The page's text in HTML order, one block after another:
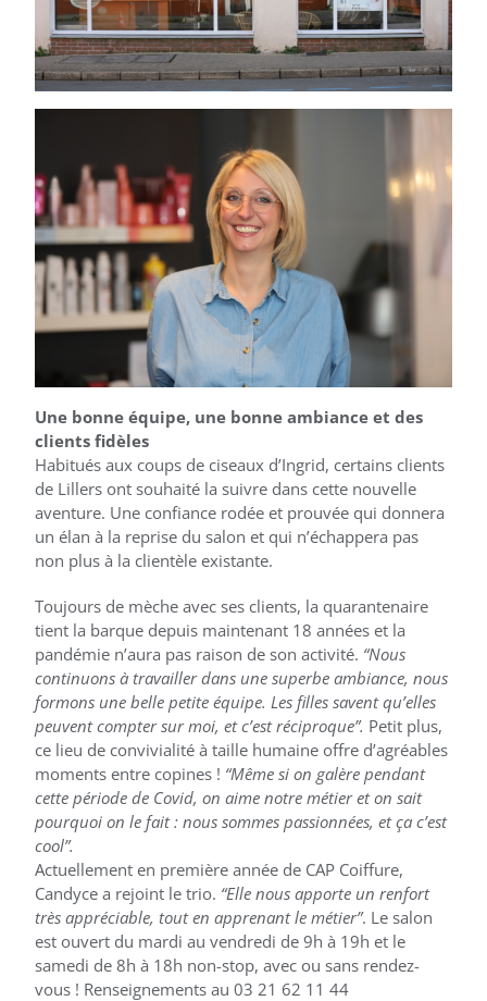
Une bonne équipe, une bonne ambiance et des
clients fidèles
Habitués aux coups de ciseaux d’Ingrid, certains clients
de Lillers ont souhaité la suivre dans cette nouvelle
aventure. Une confiance rodée et prouvée qui donnera
un élan à la reprise du salon et qui n’échappera pas
non plus à la clientèle existante.
Toujours de mèche avec ses clients, la quarantenaire
tient la barque depuis maintenant 18 années et la
pandémie n’aura pas raison de son activité. “Nous
continuons à travailler dans une superbe ambiance, nous
formons une belle petite équipe. Les filles savent qu’elles
peuvent compter sur moi, et c’est réciproque”. Petit plus,
ce lieu de convivialité à taille humaine offre d’agréables
moments entre copines ! “Même si on galère pendant
cette période de Covid, on aime notre métier et on sait
pourquoi on le fait : nous sommes passionnées, et ça c’est
cool”.
Actuellement en première année de CAP Coiffure,
Candyce a rejoint le trio. “Elle nous apporte un renfort
très appréciable, tout en apprenant le métier”. Le salon
est ouvert du mardi au vendredi de 9h à 19h et le
samedi de 8h à 18h non-stop, avec ou sans rendez-
vous ! Renseignements au 03 21 62 11 44